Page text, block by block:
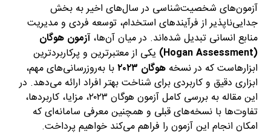
آزمون‌های شخصیت‌شناسی در سال‌های اخیر به بخش
جدایی‌ناپذیر از فرآیندهای استخدام، توسعه فردی و مدیریت
منابع انسانی تبدیل شده‌اند. در میان آن‌ها،آزمون هوگان
(Hogan Assessment)
یکی از معتبرترین و پرکاربردترین
ابزارهاست که در نسخههوگان ۲۰۲۳
با به‌روزرسانی‌های مهم،
ابزاری دقیق و کاربردی برای شناخت بهتر افراد ارائه می‌دهد. در
این مقاله به بررسی کامل آزمون هوگان ۲۰۲۳، مزایا، کاربردها،
تفاوت‌ها با نسخه‌های قبلی و همچنین معرفی سامانه‌ای که
امکان انجام این آزمون را فراهم می‌کند خواهیم پرداخت.